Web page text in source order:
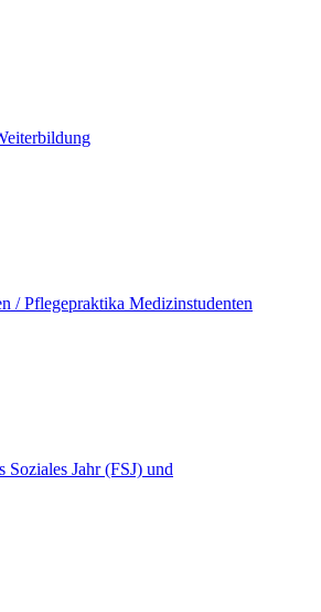
/ Pflegepraktika Medizinstudenten
Soziales Jahr (FSJ) und